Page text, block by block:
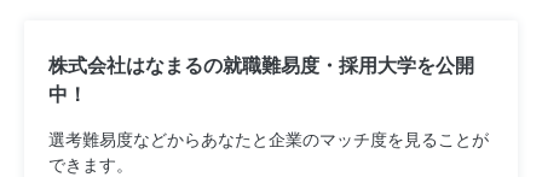
株式会社はなまるの就職難易度・採用大学を公開
中！
選考難易度などからあなたと企業のマッチ度を見ることが
できます。